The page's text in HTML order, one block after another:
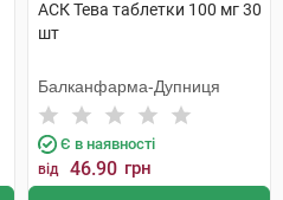
АСК Тева таблетки 100 мг 30
шт
Балканфарма-Дупниця
Є в наявності
від 46.90 грн